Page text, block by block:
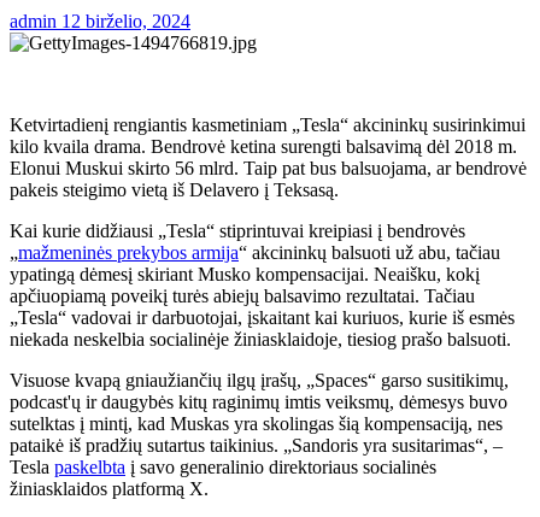
admin 12 birželio, 2024
Ketvirtadienį rengiantis kasmetiniam „Tesla“ akcininkų susirinkimui
kilo kvaila drama. Bendrovė ketina surengti balsavimą dėl 2018 m.
Elonui Muskui skirto 56 mlrd. Taip pat bus balsuojama, ar bendrovė
pakeis steigimo vietą iš Delavero į Teksasą.
Kai kurie didžiausi „Tesla“ stiprintuvai kreipiasi į bendrovės
„mažmeninės prekybos armija“ akcininkų balsuoti už abu, tačiau
ypatingą dėmesį skiriant Musko kompensacijai. Neaišku, kokį
apčiuopiamą poveikį turės abiejų balsavimo rezultatai. Tačiau
„Tesla“ vadovai ir darbuotojai, įskaitant kai kuriuos, kurie iš esmės
niekada neskelbia socialinėje žiniasklaidoje, tiesiog prašo balsuoti.
Visuose kvapą gniaužiančių ilgų įrašų, „Spaces“ garso susitikimų,
podcast'ų ir daugybės kitų raginimų imtis veiksmų, dėmesys buvo
sutelktas į mintį, kad Muskas yra skolingas šią kompensaciją, nes
pataikė iš pradžių sutartus taikinius. „Sandoris yra susitarimas“, –
Tesla paskelbta į savo generalinio direktoriaus socialinės
žiniasklaidos platformą X.